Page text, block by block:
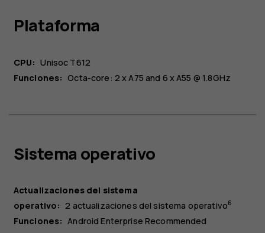
Plataforma
CPU: Unisoc T612
Funciones: Octa-core: 2 x A75 and 6 x A55 @ 1.8GHz
Sistema operativo
Actualizaciones del sistema
operativo: 2 actualizaciones del sistema operativo6
Funciones: Android Enterprise Recommended